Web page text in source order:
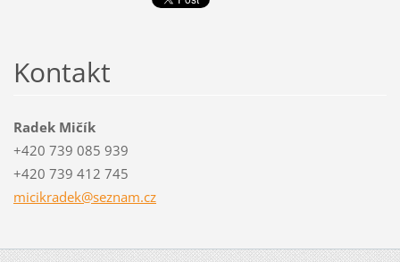
Kontakt
Radek Mičík
+420 739 085 939
+420 739 412 745
micikradek@seznam.cz